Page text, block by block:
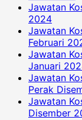
Jawatan
2024
Jawatan
Februari
Jawatan
Januari
Jawatan
Perak
Jawatan
Disember